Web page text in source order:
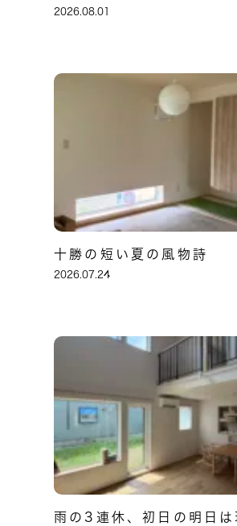
2026.08.01
十勝の短い夏の風物詩
2026.07.24
雨の3連休、初日の明日は